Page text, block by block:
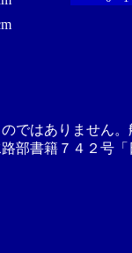
ではありません
部書籍７４２号